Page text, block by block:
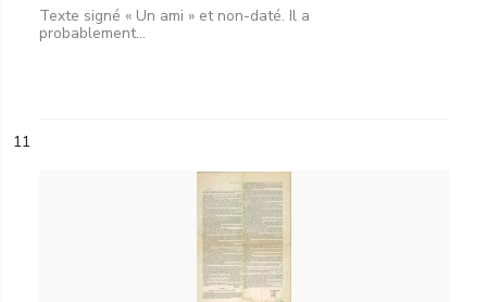
Texte signé « Un ami » et non-daté. Il a
probablement...
11